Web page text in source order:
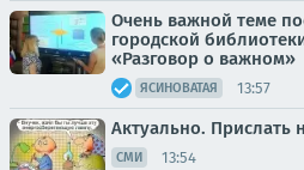
Очень важной теме
городской
«Разговор о важном»
ЯСИНОВАТАЯ 13:57
Актуально. Прислать
СМИ 13:54